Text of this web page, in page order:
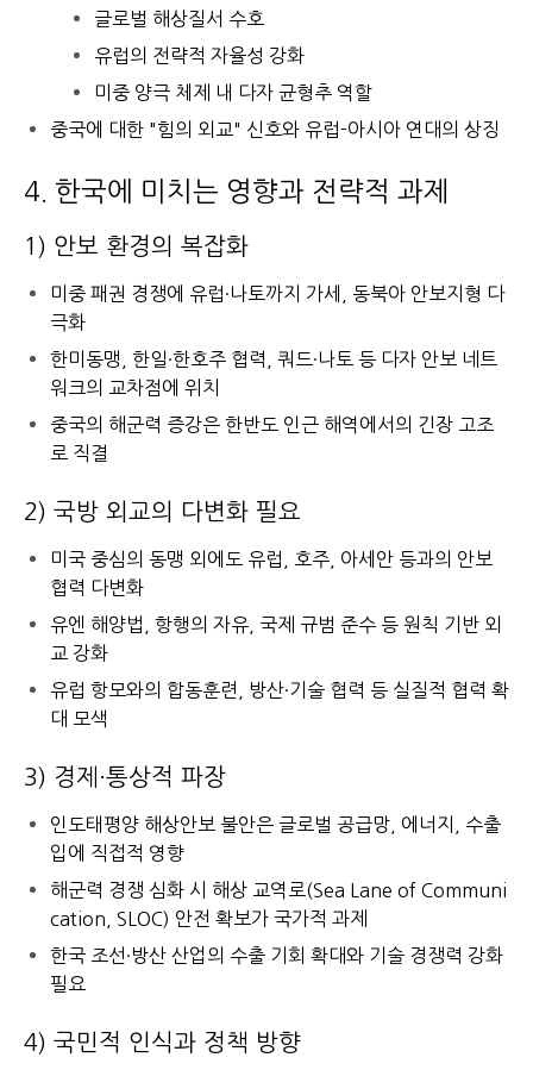
글로벌 해상질서 수호
유럽의 전략적 자율성 강화
미중 양극 체제 내 다자 균형추 역할
중국에 대한 "힘의 외교" 신호와 유럽-아시아 연대의 상징
4. 한국에 미치는 영향과 전략적 과제
1) 안보 환경의 복잡화
미중 패권 경쟁에 유럽·나토까지 가세, 동북아 안보지형 다
극화
한미동맹, 한일·한호주 협력, 쿼드·나토 등 다자 안보 네트
워크의 교차점에 위치
중국의 해군력 증강은 한반도 인근 해역에서의 긴장 고조
로 직결
2) 국방 외교의 다변화 필요
미국 중심의 동맹 외에도 유럽, 호주, 아세안 등과의 안보
협력 다변화
유엔 해양법, 항행의 자유, 국제 규범 준수 등 원칙 기반 외
교 강화
유럽 항모와의 합동훈련, 방산·기술 협력 등 실질적 협력 확
대 모색
3) 경제·통상적 파장
인도태평양 해상안보 불안은 글로벌 공급망, 에너지, 수출
입에 직접적 영향
해군력 경쟁 심화 시 해상 교역로(Sea Lane of Communi
cation, SLOC) 안전 확보가 국가적 과제
한국 조선·방산 산업의 수출 기회 확대와 기술 경쟁력 강화
필요
4) 국민적 인식과 정책 방향